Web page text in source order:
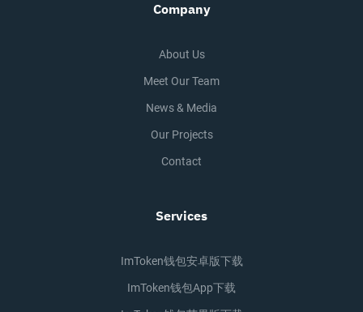
Company
About Us
Meet Our Team
News & Media
Our Projects
Contact
Services
ImToken钱包安卓版下载
ImToken钱包app下载